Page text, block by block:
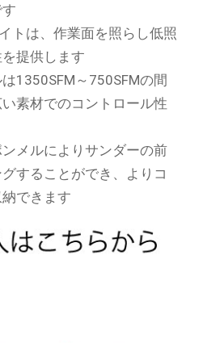
トは、作業面を照らし低照
提供します
1350SFM～750SFMの間
素材でのコントロール性
メルによりサンダーの前
することができ、よりコ
できます